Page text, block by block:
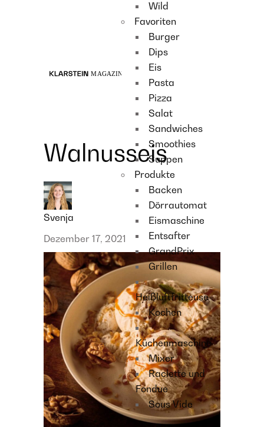
Wild
Favoriten
Burger
Dips
Eis
Pasta
Pizza
Salat
Sandwiches
Smoothies
Suppen
Produkte
Backen
Dörrautomat
Eismaschine
Entsafter
GrandPrix
Grillen
Heißluftfritteuse
Kochen
Küchenmaschine
Mixer
Raclette und
Fondue
Sous Vide
Walnusseis
Svenja
Dezember 17, 2021